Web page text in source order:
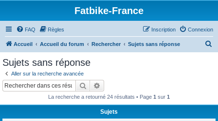
Fatbike-France
FAQ Règles Connexion
Inscription
Accueil Accueil du forum Rechercher Sujets sans réponse
Sujets sans réponse
Aller sur la recherche avancée
Rechercher
La recherche a retourné 24 résultats • Page 1 sur 1
Sujets